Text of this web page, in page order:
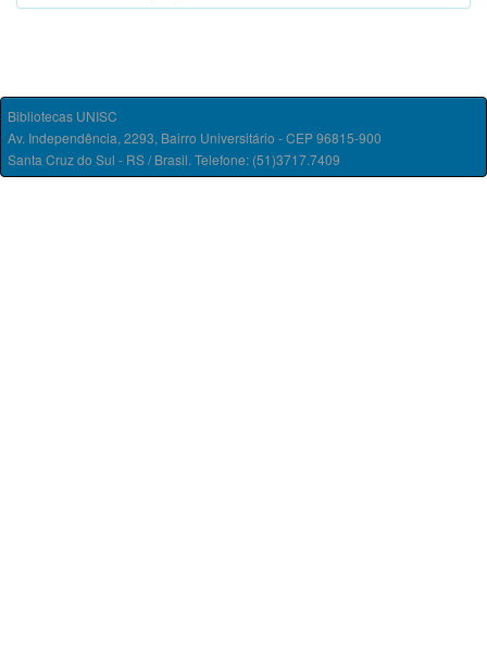
Bibliotecas UNISC
Av. Independência, 2293, Bairro Universitário - CEP 96815-900
Santa Cruz do Sul - RS / Brasil. Telefone: (51)3717.7409